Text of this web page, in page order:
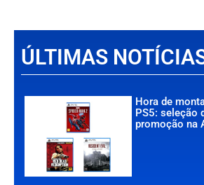
ÚLTIMAS
Hora de
PS5: seleção
promoção na